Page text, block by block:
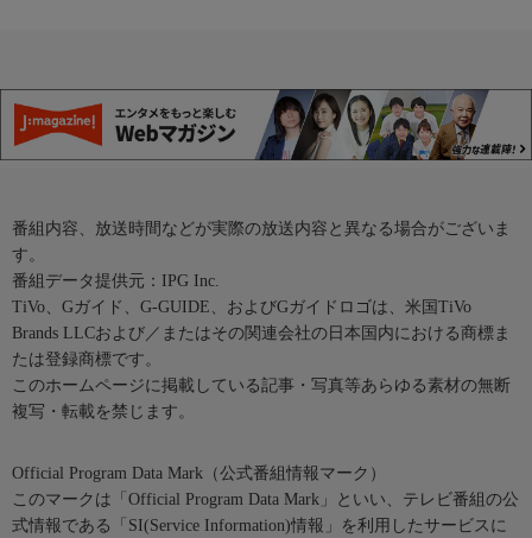
番組内容、放送時間などが実際の放送内容と異なる場合がございま
す。
番組データ提供元：IPG Inc.
TiVo、Gガイド、G-GUIDE、およびGガイドロゴは、米国TiVo
Brands LLCおよび／またはその関連会社の日本国内における商標ま
たは登録商標です。
このホームページに掲載している記事・写真等あらゆる素材の無断
複写・転載を禁じます。
Official Program Data Mark（公式番組情報マーク）
このマークは「Official Program Data Mark」といい、テレビ番組の公
式情報である「SI(Service Information)情報」を利用したサービスに